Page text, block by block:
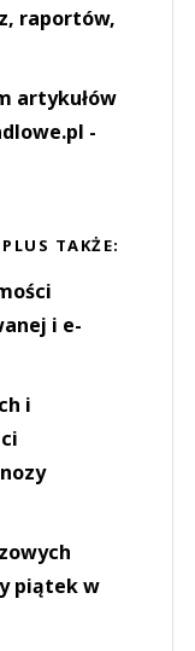
raportów,
artykułów
-
TAKŻE:
i e-
i
piątek w